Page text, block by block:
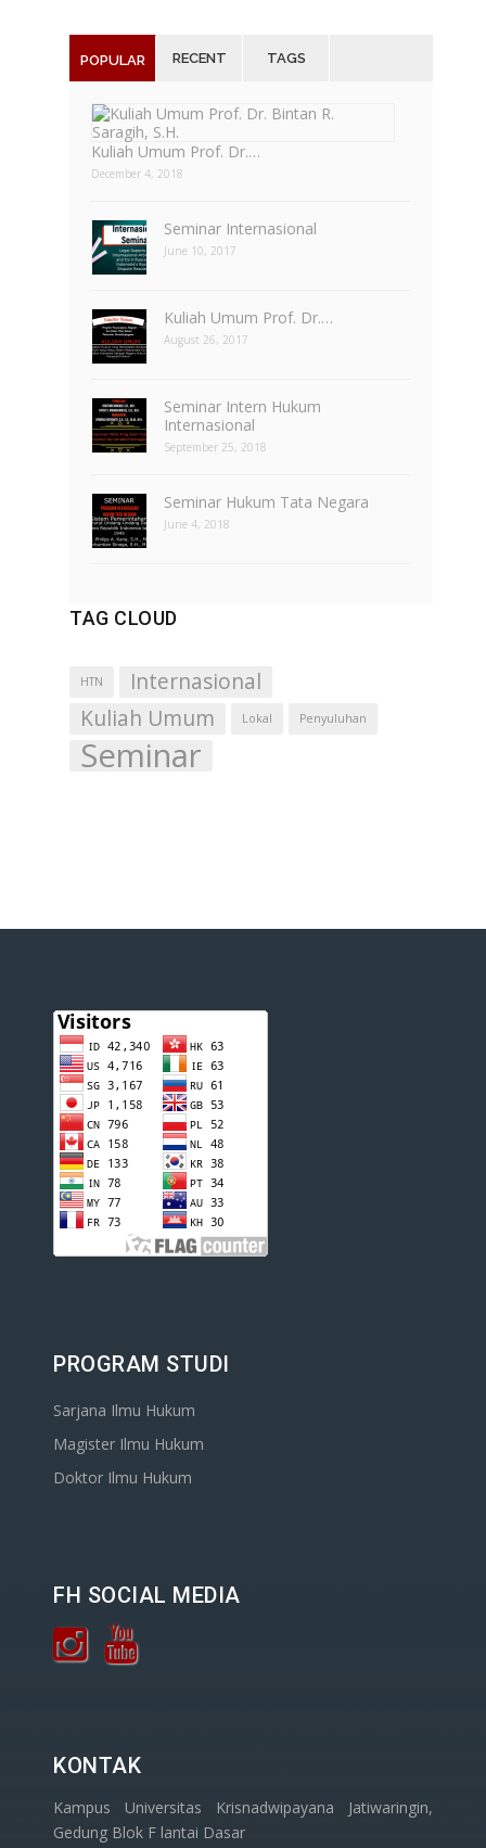
POPULAR RECENT TAGS
Kuliah Umum Prof. Dr.…
December 4, 2018
Seminar Internasional
June 10, 2017
Kuliah Umum Prof. Dr.…
August 26, 2017
Seminar Intern Hukum
Internasional
September 25, 2018
Seminar Hukum Tata Negara
June 4, 2018
TAG CLOUD
HTN
Internasional
Kuliah Umum
Lokal Penyuluhan
Seminar
PROGRAM STUDI
Sarjana Ilmu Hukum
Magister Ilmu Hukum
Doktor Ilmu Hukum
FH SOCIAL MEDIA
KONTAK
Kampus Universitas Krisnadwipayana Jatiwaringin,
Gedung Blok F lantai Dasar